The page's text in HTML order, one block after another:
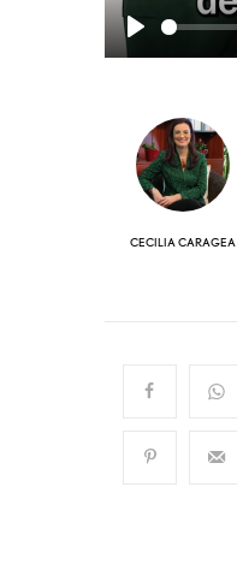
Play
CECILIA CARAGEA